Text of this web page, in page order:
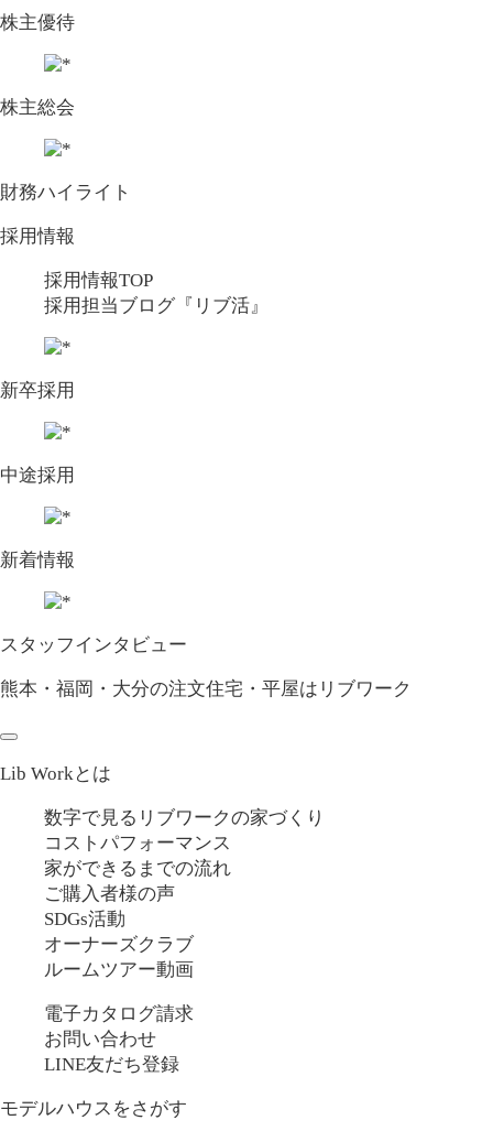
株主優待
株主総会
財務ハイライト
採用情報
採用情報TOP
採用担当ブログ『リブ活』
新卒採用
中途採用
新着情報
スタッフインタビュー
熊本・福岡・大分の注文住宅・平屋はリブワーク
Lib Workとは
数字で見るリブワークの家づくり
コストパフォーマンス
家ができるまでの流れ
ご購入者様の声
SDGs活動
オーナーズクラブ
ルームツアー動画
電子カタログ請求
お問い合わせ
LINE友だち登録
モデルハウスをさがす